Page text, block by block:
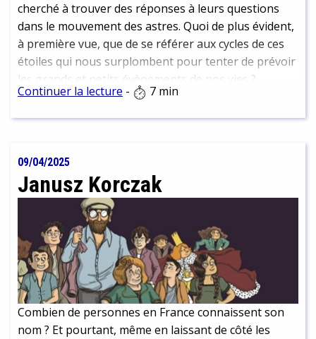
cherché à trouver des réponses à leurs questions
dans le mouvement des astres. Quoi de plus évident,
à première vue, que de se référer aux cycles de ces
étoiles qui nous surplombent pour tenter de prévoir
les grands et petits évènements de nos vies ?
Pendant des siècles, des chercheurs de toutes les
cultures ont œuvré à prévoir le trajet des luminaires
activités allaient de pair, et l'astrologie était au
nombre des connaissances requises pour prétendre
au titre de savant. Toutefois, avec le développement
du rationalisme, ces modes de pensée se sont
progressivement éloignés dans les sociétés
européennes, jusqu'à être complètement dissociées.
Continuer la lecture - 7 min
09/04/2025
Janusz Korczak
Combien de personnes en France connaissent son
nom ? Et pourtant, même en laissant de côté les